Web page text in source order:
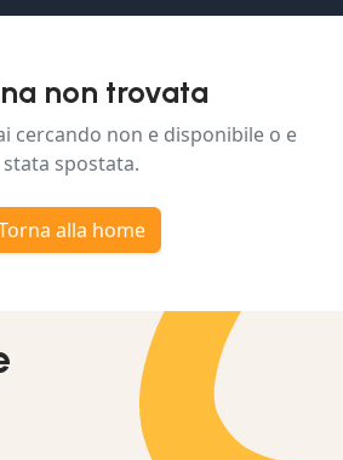
non trovata
cercando non e disponibile o e
stata spostata.
alla home